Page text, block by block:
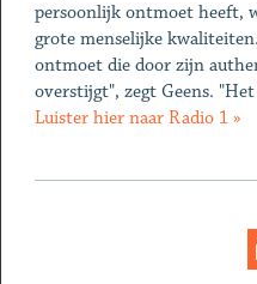
persoonlijk ontmoet heeft,
grote menselijke
ontmoet die door zijn
overstijgt", zegt Geens.
Luister hier naar Radio 1 »